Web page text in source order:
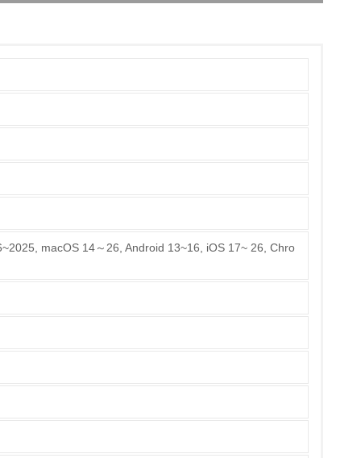
macOS 14～26, Android 13~16, iOS 17~ 26, Chro